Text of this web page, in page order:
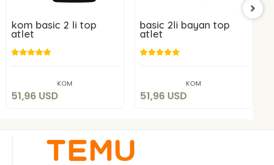
kom basic 2 li top
atlet
KOM
51,96 USD
Add to cart
basic 2li bayan top
atlet
KOM
51,96 USD
Add to cart